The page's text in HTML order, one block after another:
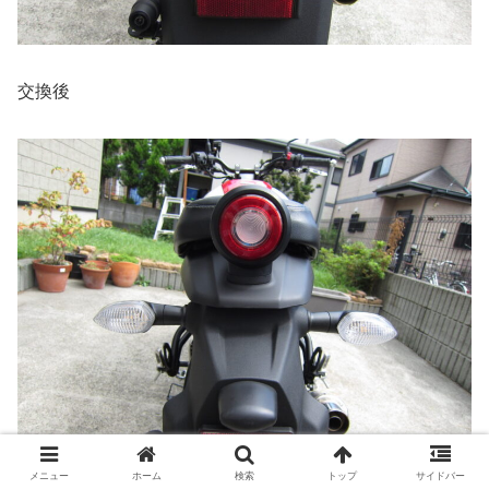
交換後
メニュー ホーム 検索 トップ サイドバー